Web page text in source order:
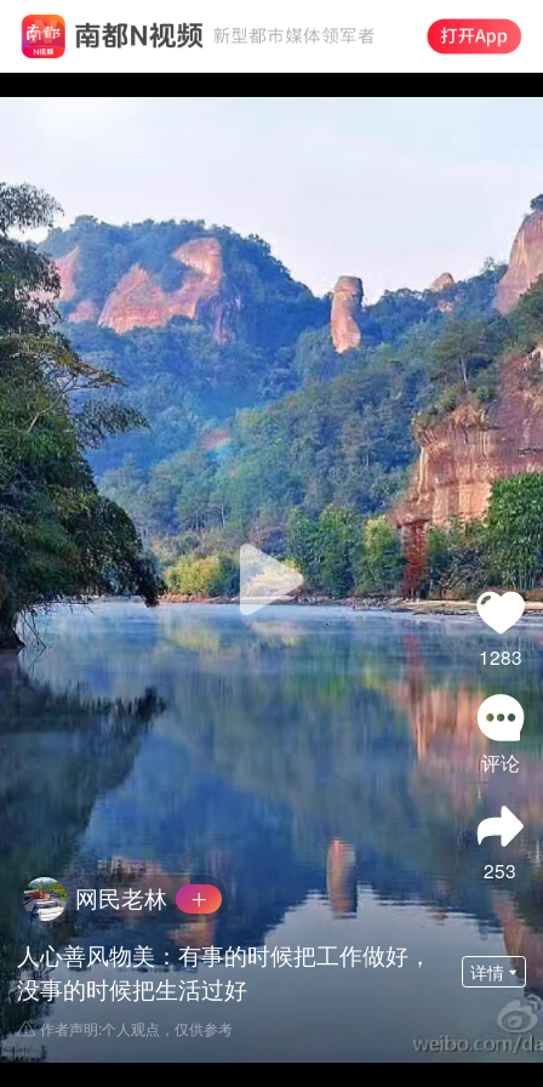
1283
评论
253
网民老林
人心善风物美：有事的时候把工作做好，
没事的时候把生活过好
详情
作者声明:个人观点，仅供参考